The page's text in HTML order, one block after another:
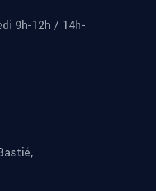
9h-12h / 14h-